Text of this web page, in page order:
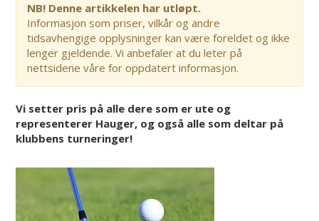
NB! Denne artikkelen har utløpt.
Informasjon som priser, vilkår og andre
tidsavhengige opplysninger kan være foreldet og ikke
lenger gjeldende. Vi anbefaler at du leter på
nettsidene våre for oppdatert informasjon.
Vi setter pris på alle dere som er ute og
representerer Hauger, og også alle som deltar på
klubbens turneringer!